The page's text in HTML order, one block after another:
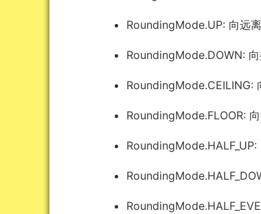
RoundingMode.UP: 向远
RoundingMode.DOWN:
RoundingMode.CEILING:
RoundingMode.FLOOR: